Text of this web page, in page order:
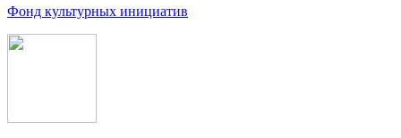
Фонд культурных инициатив